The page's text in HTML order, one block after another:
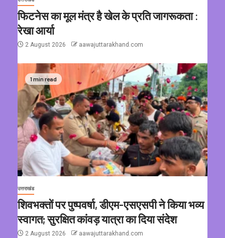
फिटनेस का मूल मंत्र है खेल के प्रति जागरूकता :
रेखा आर्या
2 August 2026 aawajuttarakhand.com
1 min read
उत्तराखंड
शिवभक्तों पर पुष्पवर्षा, डीएम-एसएसपी ने किया भव्य
स्वागत; सुरक्षित कांवड़ यात्रा का दिया संदेश
2 August 2026 aawajuttarakhand.com